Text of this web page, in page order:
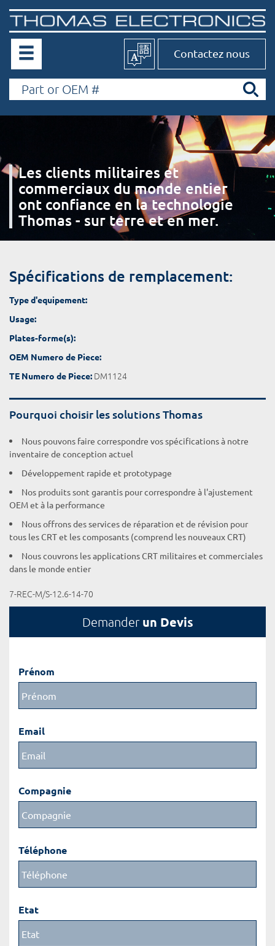
Contactez nous
Les clients militaires et
commerciaux du monde entier
ont confiance en la technologie
Thomas - sur terre et en mer.
Spécifications de remplacement:
Type d'equipement:
Usage:
Plates-forme(s):
OEM Numero de Piece:
TE Numero de Piece: DM1124
Pourquoi choisir les solutions Thomas
Nous pouvons faire correspondre vos spécifications à notre
inventaire de conception actuel
Développement rapide et prototypage
Nos produits sont garantis pour correspondre à l'ajustement
OEM et à la performance
Nous offrons des services de réparation et de révision pour
tous les CRT et les composants (comprend les nouveaux CRT)
Nous couvrons les applications CRT militaires et commerciales
dans le monde entier
7-REC-M/S-12.6-14-70
Demander un Devis
Prénom
Email
Compagnie
Téléphone
Etat